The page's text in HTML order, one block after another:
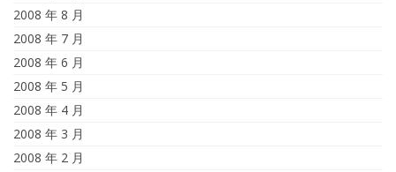
2008 年 8 月
2008 年 7 月
2008 年 6 月
2008 年 5 月
2008 年 4 月
2008 年 3 月
2008 年 2 月